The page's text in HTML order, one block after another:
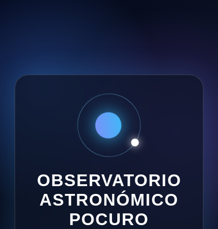
OBSERVATORIO
ASTRONÓMICO
POCURO